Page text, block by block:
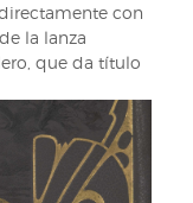
con
la lanza
que da título